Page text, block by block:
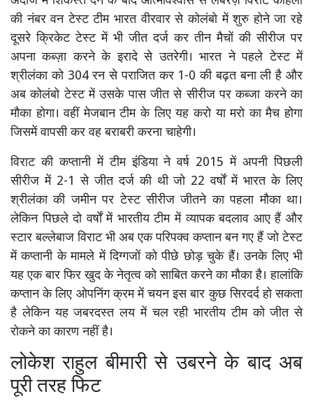
की नंबर वन टेस्ट टीम भारत वीरवार से कोलंबो में शुरु होने जा रहे
दूसरे क्रिकेट टेस्ट में भी जीत दर्ज कर तीन मैचों की सीरीज पर
अपना कब्ज़ा करने के इरादे से उतरेगी। भारत ने पहले टेस्ट में
श्रीलंका को 304 रन से पराजित कर 1-0 की बढ़त बना ली है और
अब कोलंबो टेस्ट में उसके पास जीत से सीरीज पर कब्जा करने का
मौका होगा। वहीं मेजबान टीम के लिए यह करो या मरो का मैच होगा
जिसमें वापसी कर वह बराबरी करना चाहेगी।
विराट की कप्तानी में टीम इंडिया ने वर्ष 2015 में अपनी पिछली
सीरीज में 2-1 से जीत दर्ज की थी जो 22 वर्षाें में भारत के लिए
श्रीलंका की जमीन पर टेस्ट सीरीज जीतने का पहला मौका था।
लेकिन पिछले दो वर्षाें में भारतीय टीम में व्यापक बदलाव आए हैं और
स्टार बल्लेबाज विराट भी अब एक परिपक्व कप्तान बन गए हैं जो टेस्ट
में कप्तानी के मामले में दिग्गजों को पीछे छोड़ चुके हैं। उनके लिए भी
यह एक बार फिर खुद के नेतृत्व को साबित करने का मौका है। हालांकि
कप्तान के लिए ओपनिंग क्रम में चयन इस बार कुछ सिरदर्द हो सकता
है लेकिन यह जबरदस्त लय में चल रही भारतीय टीम को जीत से
रोकने का कारण नहीं है।
लोकेश राहुल बीमारी से उबरने के बाद अब
पूरी तरह फिट